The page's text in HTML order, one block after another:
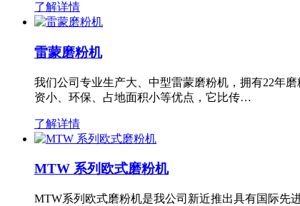
了解详情
雷蒙磨粉机
我们公司专业生产大、中型雷蒙磨粉机，拥有22年
资小、环保、占地面积小等优点，它比传…
了解详情
MTW 系列欧式磨粉机
MTW系列欧式磨粉机是我公司新近推出具有国际先